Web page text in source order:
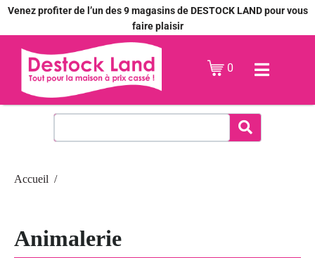
Venez profiter de l’un des 9 magasins de DESTOCK LAND pour vous
faire plaisir
0
Accueil
Animalerie